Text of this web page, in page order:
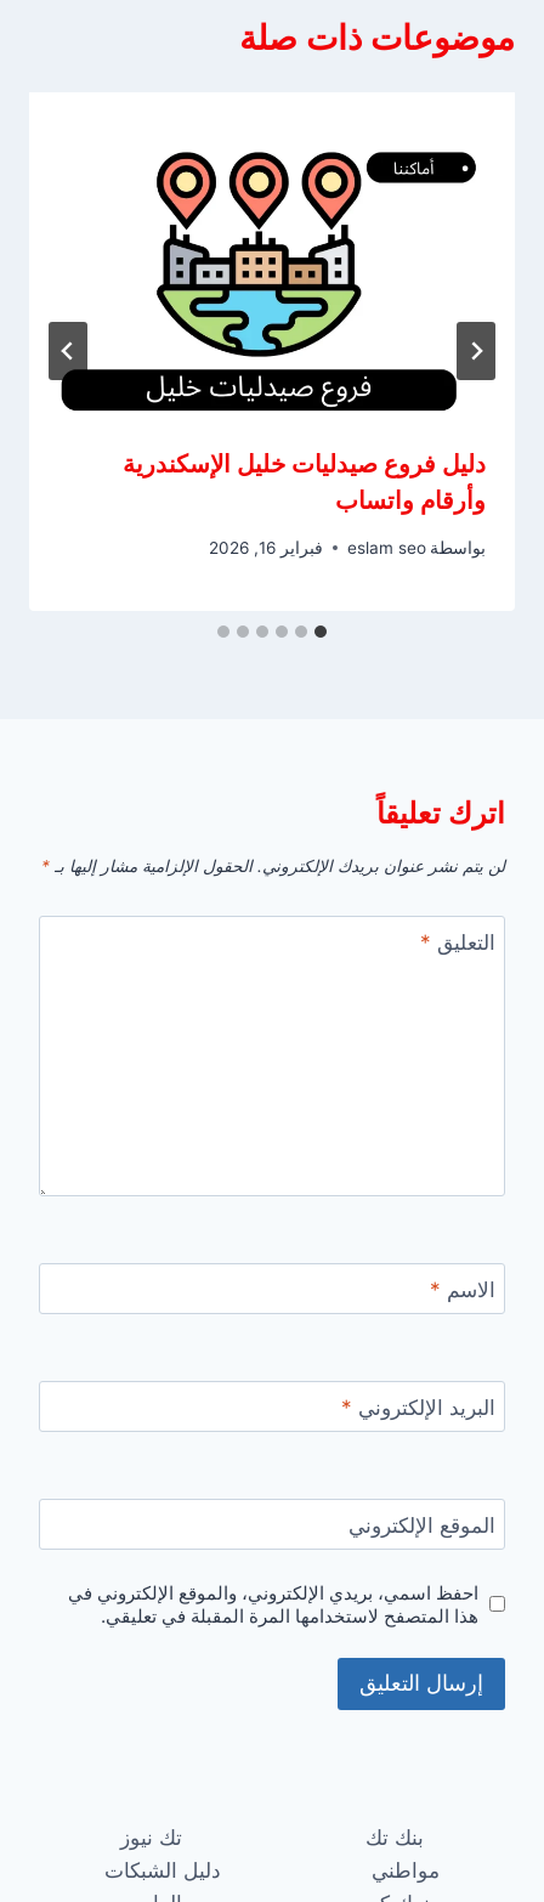
موضوعات ذات صلة
دليل فروع صيدليات خليل الإسكندرية
وأرقام واتساب
بواسطة eslam seo فبراير 16, 2026
اترك تعليقاً
لن يتم نشر عنوان بريدك الإلكتروني. الحقول الإلزامية مشار إليها بـ *
التعليق *
الاسم *
البريد الإلكتروني *
الموقع الإلكتروني
احفظ اسمي، بريدي الإلكتروني، والموقع الإلكتروني في
هذا المتصفح لاستخدامها المرة المقبلة في تعليقي.
بنك تك
تك نيوز
مواطني
دليل الشبكات